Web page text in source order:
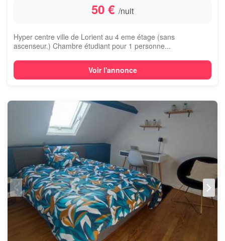
50 € /nuit
Hyper centre ville de Lorient au 4 eme étage (sans
ascenseur.) Chambre étudiant pour 1 personne...
Voir l'annonce